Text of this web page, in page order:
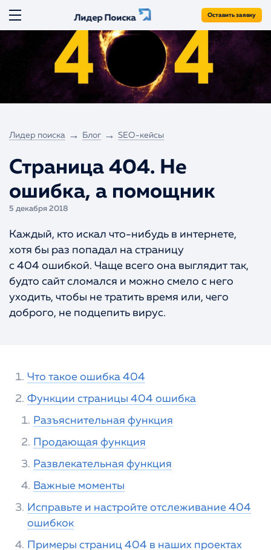
Лидер Поиска
8 (800) 775-67-49
бесплатно для России
+7 499 653-58-95
+7 846 212-97-32
ГЛАВНАЯ
ПРОДВИЖЕНИЕ
SEO-продвижение
Продвижение по позициям
Молодой сайт
Региональное продвижение
Продвижение интернет-магазинов
Интернет-портал
Разовое SEO
Экспресс-тест сайта
Портфолио
ПОДДЕРЖКА
ПЛАНФИКС
РЕКЛАМА
Яндекс.Директ и Гугл Реклама
Реклама на маркетплейсах
РАЗРАБОТКА
Сайты на Yii Framework
Сайты на Laravel
Ускорение сайтов
БЛОГ
О НАС
КОНТАКТЫ
Оставить заявку
Лидер поиска → Блог → SEO-кейсы
Страница 404. Не
ошибка, а помощник
5 декабря 2018
Каждый, кто искал что-нибудь в интернете,
хотя бы раз попадал на страницу
с 404 ошибкой. Чаще всего она выглядит так,
будто сайт сломался и можно смело с него
уходить, чтобы не тратить время или, чего
доброго, не подцепить вирус.
Что такое ошибка 404
Функции страницы 404 ошибка
Разъяснительная функция
Продающая функция
Развлекательная функция
Важные моменты
Исправьте и настройте отслеживание 404
ошибкок
Примеры страниц 404 в наших проектах